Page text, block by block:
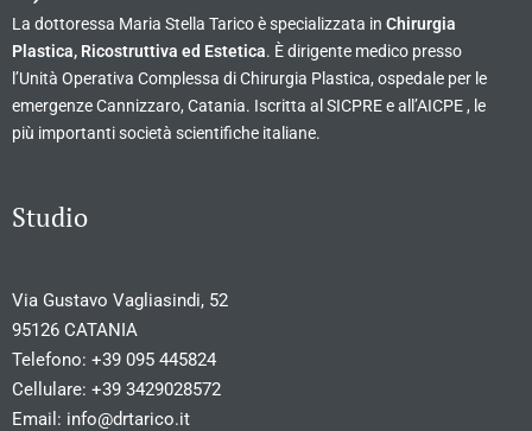
La dottoressa Maria Stella Tarico è specializzata in Chirurgia
Plastica, Ricostruttiva ed Estetica. È dirigente medico presso
l’Unità Operativa Complessa di Chirurgia Plastica, ospedale per le
emergenze Cannizzaro, Catania. Iscritta al SICPRE e all’AICPE , le
più importanti società scientifiche italiane.
Studio
Via Gustavo Vagliasindi, 52
95126 CATANIA
Telefono: +39 095 445824
Cellulare: +39 3429028572
Email: info@drtarico.it